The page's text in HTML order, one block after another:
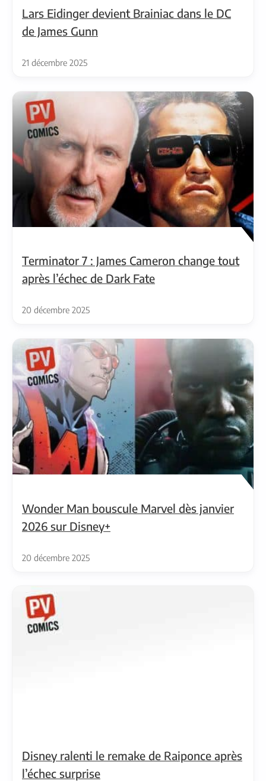
Lars Eidinger devient Brainiac dans le DC
de James Gunn
21 décembre 2025
Terminator 7 : James Cameron change tout
après l’échec de Dark Fate
20 décembre 2025
Wonder Man bouscule Marvel dès janvier
2026 sur Disney+
20 décembre 2025
Disney ralenti le remake de Raiponce après
l’échec surprise